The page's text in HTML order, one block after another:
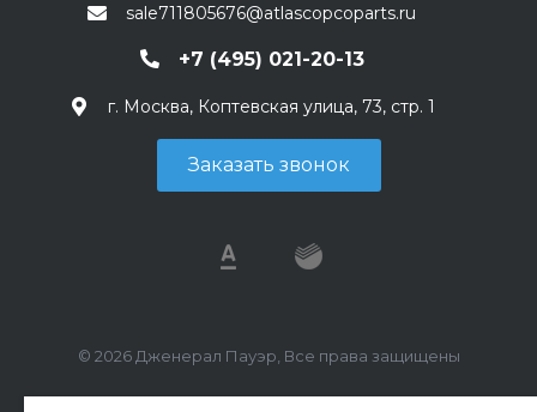
sale711805676@atlascopcoparts.ru
+7 (495) 021-20-13
г. Москва, Коптевская улица, 73, стр. 1
Заказать звонок
© 2026 Дженерал Пауэр, Все права защищены